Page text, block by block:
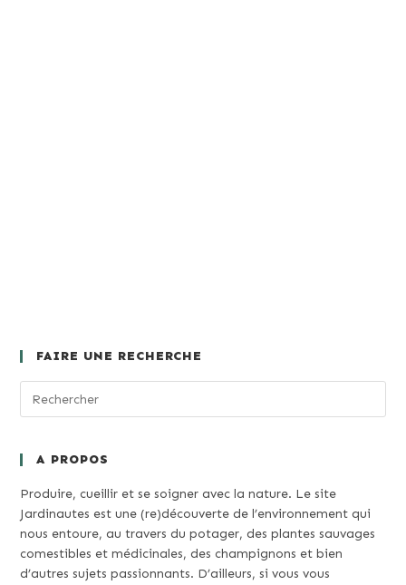
FAIRE UNE RECHERCHE
A PROPOS
Produire, cueillir et se soigner avec la nature. Le site
Jardinautes est une (re)découverte de l’environnement qui
nous entoure, au travers du potager, des plantes sauvages
comestibles et médicinales, des champignons et bien
d’autres sujets passionnants. D’ailleurs, si vous vous